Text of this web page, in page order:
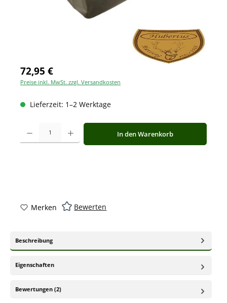
72,95 €
Preise inkl. MwSt. zzgl. Versandkosten
Lieferzeit: 1–2 Werktage
Produkt Anzahl: Gib den gewünschten Wert ein oder benutze die
In den Warenkorb
Merken Bewerten
Beschreibung
Eigenschaften
Bewertungen (2)